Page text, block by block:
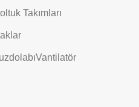
Takımları
Vantilatör